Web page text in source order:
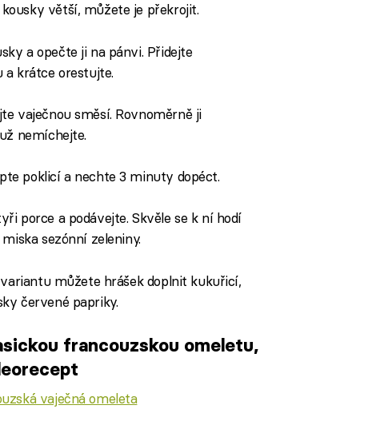
větší, můžete je překrojit.
a opečte ji na pánvi. Přidejte
a krátce orestujte.
vaječnou směsí. Rovnoměrně ji
nemíchejte.
poklicí a nechte 3 minuty dopéct.
porce a podávejte. Skvěle se k ní hodí
sezónní zeleniny.
můžete hrášek doplnit kukuřicí,
červené papriky.
francouzskou omeletu,
vaječná omeleta